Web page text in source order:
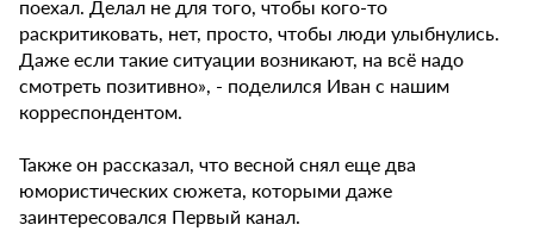
поехал. Делал не для того, чтобы кого-то
раскритиковать, нет, просто, чтобы люди улыбнулись.
Даже если такие ситуации возникают, на всё надо
смотреть позитивно», - поделился Иван с нашим
корреспондентом.
Также он рассказал, что весной снял еще два
юмористических сюжета, которыми даже
заинтересовался Первый канал.